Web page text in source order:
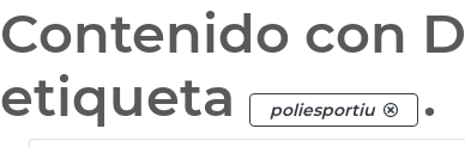
Contenido con
etiqueta
poliesportiu .